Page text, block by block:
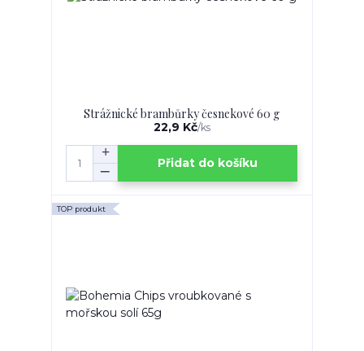
Strážnické brambůrky česnekové 60 g
22,9 Kč/ks
Přidat do košíku
TOP produkt